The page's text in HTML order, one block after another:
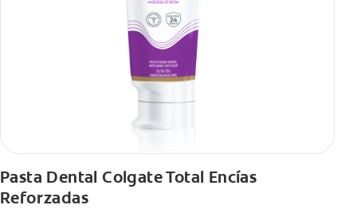
Pasta Dental Colgate Total Encías
Reforzadas